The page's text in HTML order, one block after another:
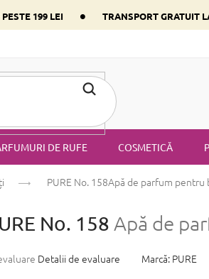
199 LEI • TRANSPORT GRATUIT
conform componentului dominant
DE RUFE COSMETICĂ
PURE No. 158Apă de parfum pentru
No. 158 Apă de
Detalii de evaluare Marcă: PURE